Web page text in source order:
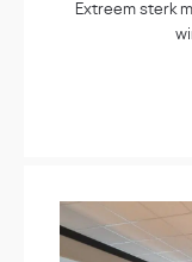
Extreem sterk